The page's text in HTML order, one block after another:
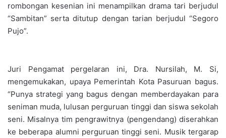
rombongan kesenian ini menampilkan drama tari berjudul
“Sambitan” serta ditutup dengan tarian berjudul “Segoro
Pujo”.
Juri Pengamat pergelaran ini, Dra. Nursilah, M. Si,
mengemukakan, upaya Pemerintah Kota Pasuruan bagus.
“Punya strategi yang bagus dengan memberdayakan para
seniman muda, lulusan perguruan tinggi dan siswa sekolah
seni. Misalnya tim pengrawitnya (pengendang) diserahkan
ke beberapa alumni perguruan tinggi seni. Musik tergarap